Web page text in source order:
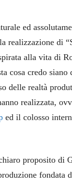
ed
realizzazione di
alla vita di
cosa credo siano
delle realtà
realizzata,
ed il colosso
proposito di
fondata